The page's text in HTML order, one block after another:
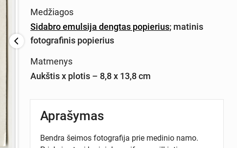
Medžiagos
Sidabro emulsija dengtas popierius; matinis
fotografinis popierius
Matmenys
Aukštis x plotis – 8,8 x 13,8 cm
Aprašymas
Bendra šeimos fotografija prie medinio namo.